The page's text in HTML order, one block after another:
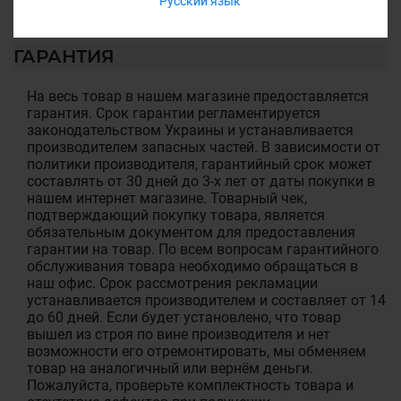
ГАРАНТИЯ
На весь товар в нашем магазине предоставляется
гарантия. Срок гарантии регламентируется
законодательством Украины и устанавливается
производителем запасных частей. В зависимости от
политики производителя, гарантийный срок может
составлять от 30 дней до 3-х лет от даты покупки в
нашем интернет магазине. Товарный чек,
подтверждающий покупку товара, является
обязательным документом для предоставления
гарантии на товар. По всем вопросам гарантийного
обслуживания товара необходимо обращаться в
наш офис. Срок рассмотрения рекламации
устанавливается производителем и составляет от 14
до 60 дней. Если будет установлено, что товар
вышел из строя по вине производителя и нет
возможности его отремонтировать, мы обменяем
товар на аналогичный или вернём деньги.
Пожалуйста, проверьте комплектность товара и